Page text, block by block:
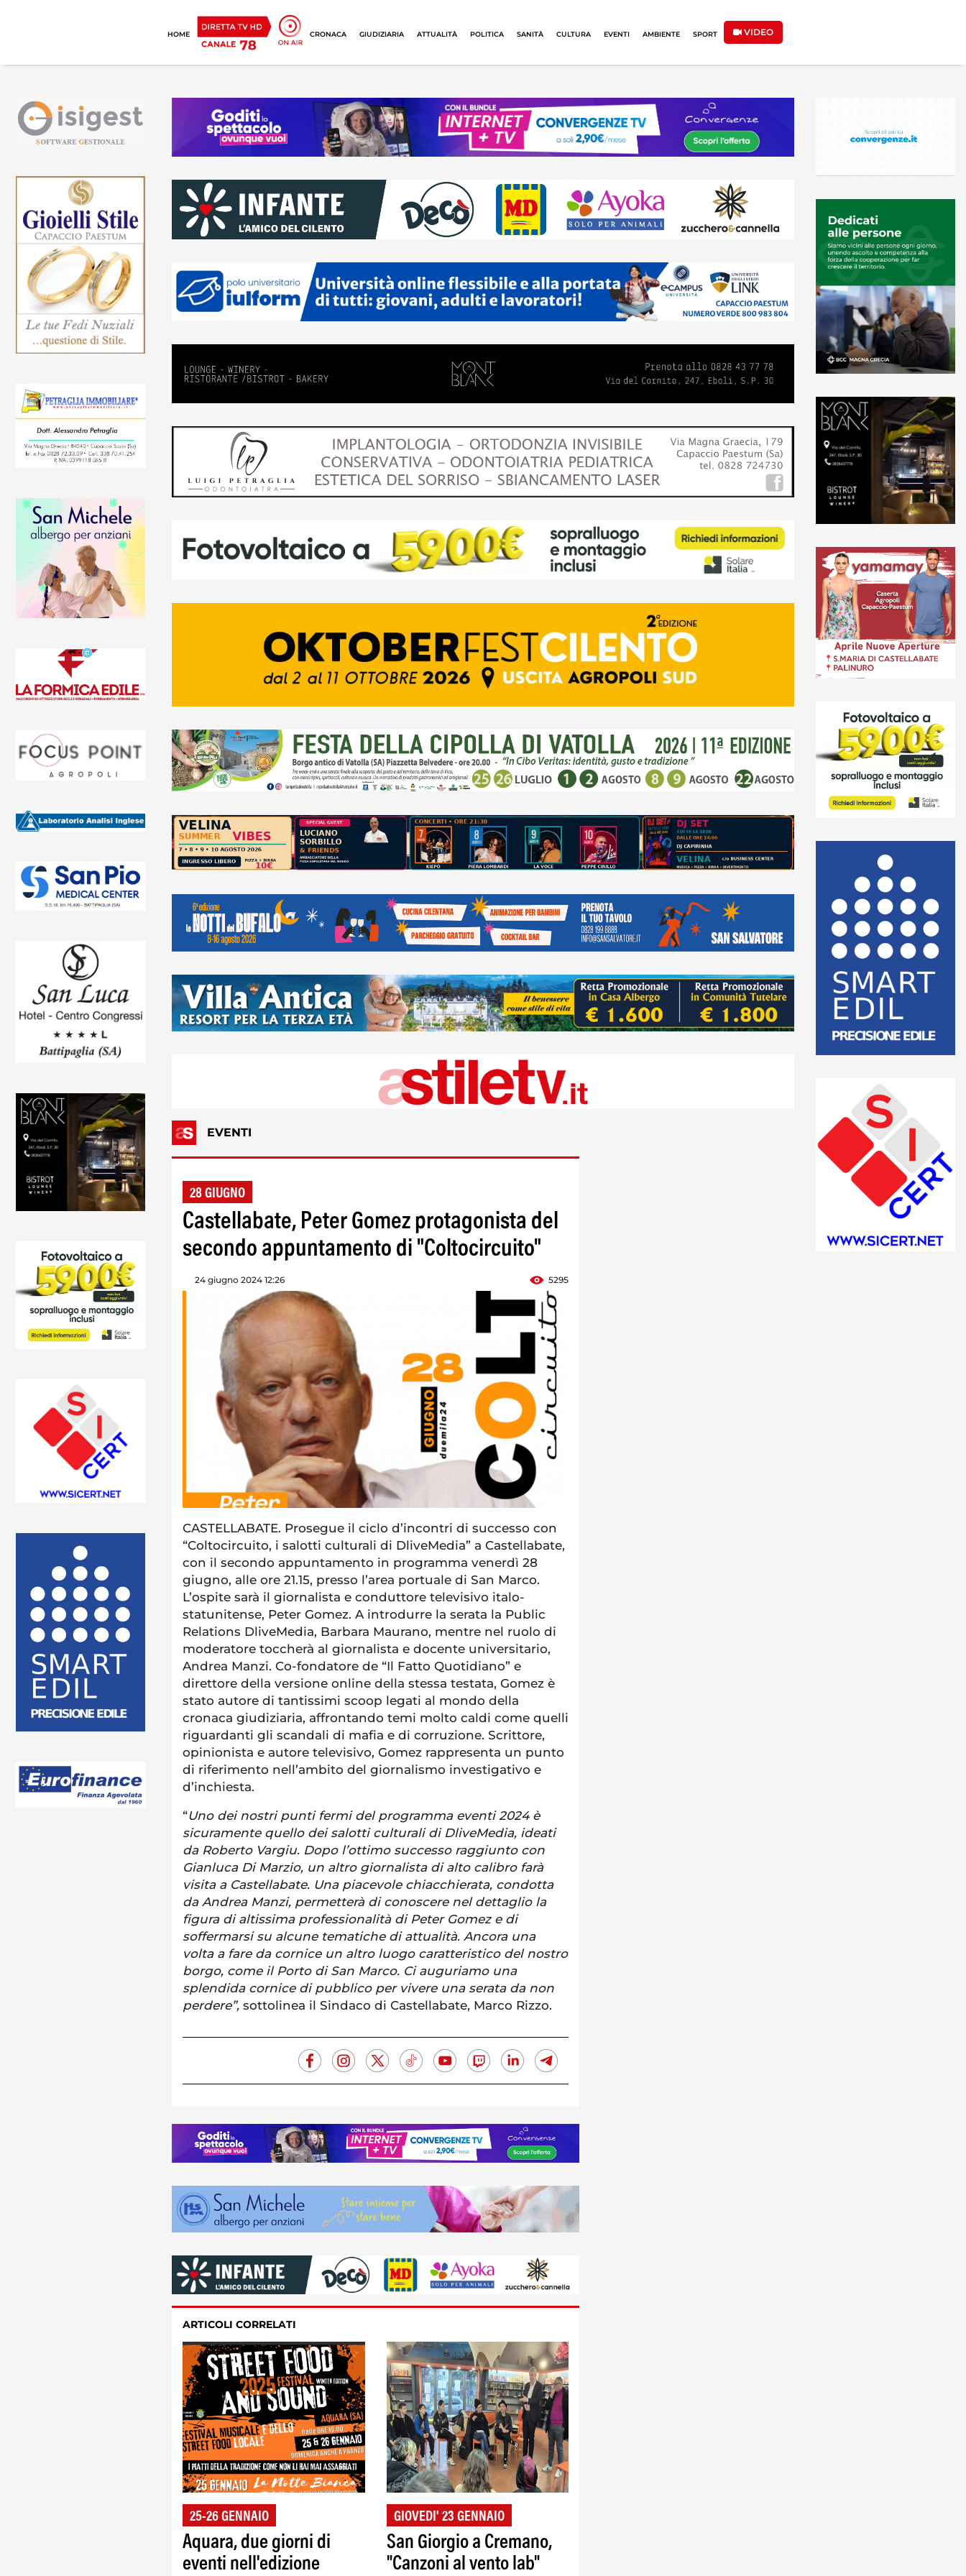
HOME CRONACA GIUDIZIARIA ATTUALITÀ POLITICA SANITÀ CULTURA EVENTI AMBIENTE SPORT VIDEO
EVENTI
28 GIUGNO
Castellabate, Peter Gomez protagonista del
secondo appuntamento di "Coltocircuito"
24 giugno 2024 12:26 5295
CASTELLABATE. Prosegue il ciclo d’incontri di successo con
“Coltocircuito, i salotti culturali di DliveMedia” a Castellabate,
con il secondo appuntamento in programma venerdì 28
giugno, alle ore 21.15, presso l’area portuale di San Marco.
L’ospite sarà il giornalista e conduttore televisivo italo-
statunitense, Peter Gomez. A introdurre la serata la Public
Relations DliveMedia, Barbara Maurano, mentre nel ruolo di
moderatore toccherà al giornalista e docente universitario,
Andrea Manzi. Co-fondatore de “Il Fatto Quotidiano” e
direttore della versione online della stessa testata, Gomez è
stato autore di tantissimi scoop legati al mondo della
cronaca giudiziaria, affrontando temi molto caldi come quelli
riguardanti gli scandali di mafia e di corruzione. Scrittore,
opinionista e autore televisivo, Gomez rappresenta un punto
di riferimento nell’ambito del giornalismo investigativo e
d’inchiesta.
“Uno dei nostri punti fermi del programma eventi 2024 è
sicuramente quello dei salotti culturali di DliveMedia, ideati
da Roberto Vargiu. Dopo l’ottimo successo raggiunto con
Gianluca Di Marzio, un altro giornalista di alto calibro farà
visita a Castellabate. Una piacevole chiacchierata, condotta
da Andrea Manzi, permetterà di conoscere nel dettaglio la
figura di altissima professionalità di Peter Gomez e di
soffermarsi su alcune tematiche di attualità. Ancora una
volta a fare da cornice un altro luogo caratteristico del nostro
borgo, come il Porto di San Marco. Ci auguriamo una
splendida cornice di pubblico per vivere una serata da non
perdere”, sottolinea il Sindaco di Castellabate, Marco Rizzo.
ARTICOLI CORRELATI
25-26 GENNAIO
Aquara, due giorni di
eventi nell'edizione
GIOVEDI' 23 GENNAIO
San Giorgio a Cremano,
"Canzoni al vento lab"